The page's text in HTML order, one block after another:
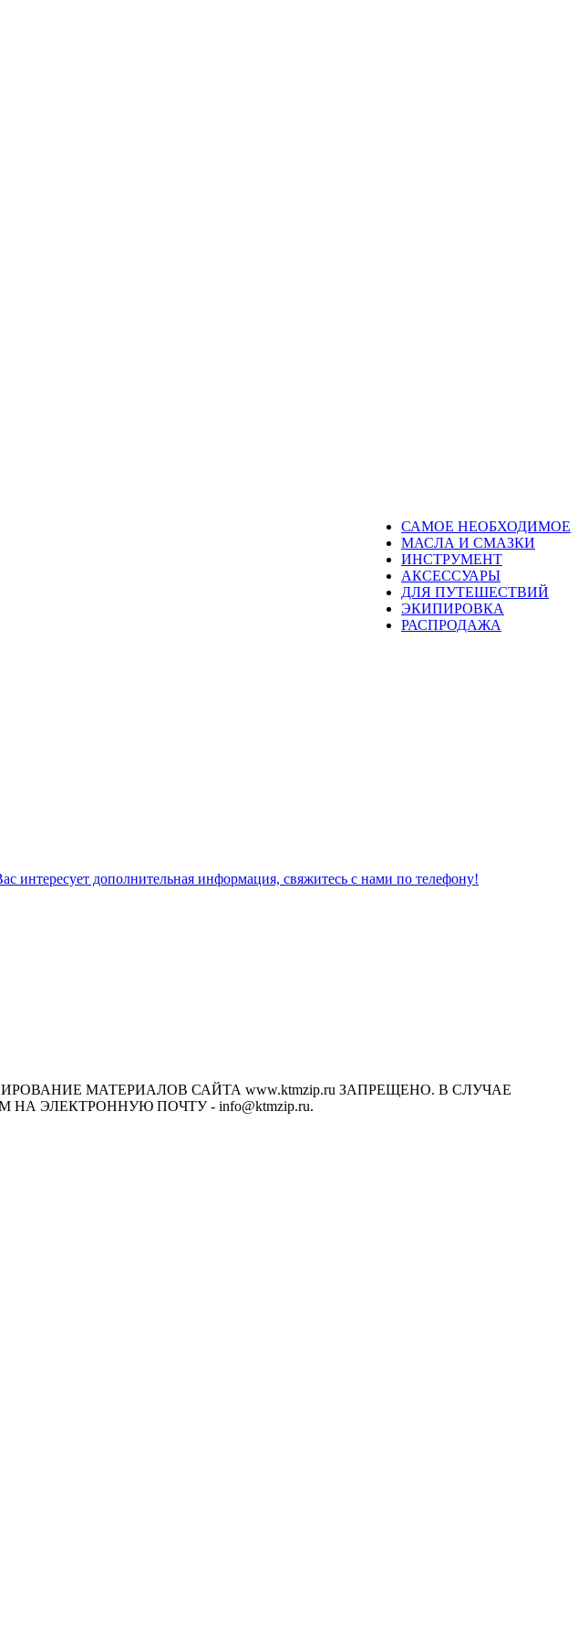
САМОЕ НЕОБХОДИМОЕ
МАСЛА И СМАЗКИ
ИНСТРУМЕНТ
АКСЕССУАРЫ
ДЛЯ ПУТЕШЕСТВИЙ
ЭКИПИРОВКА
РАСПРОДАЖА
интересует дополнительная информация, свяжитесь с нами по телефону!
МАТЕРИАЛОВ САЙТА www.ktmzip.ru ЗАПРЕЩЕНО. В СЛУЧАЕ
ЭЛЕКТРОННУЮ ПОЧТУ - info@ktmzip.ru.